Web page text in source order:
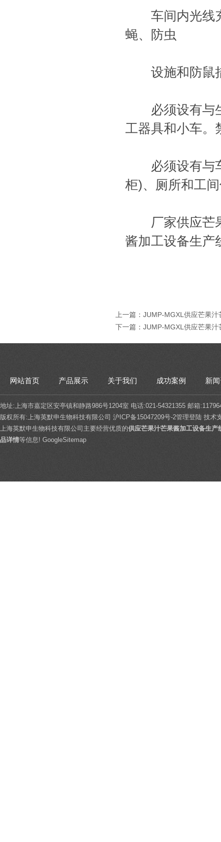
车间内光线充
蝇、防虫
设施和防鼠
必须设有与生
工器具和小车。
必须设有与车
柜)、厕所和工
厂家供应芒果
酱加工设备生产
上一篇： JUMP-MGXL供应芒果
下一篇： JUMP-MGXL供应芒果
网站首页 产品展示 关于我们 成功案例 新
地址:上海市嘉定区安亭镇和静路986号1204室 电话:021-54321355 邮箱
版权所有:上海英默申生物科技有限公司 沪ICP备15047209号-2管理登陆 技术
上海英默申生物科技有限公司主要经营优质的供应芒果汁芒果酱加工设备生产
品详情等信息! GoogleSitemap